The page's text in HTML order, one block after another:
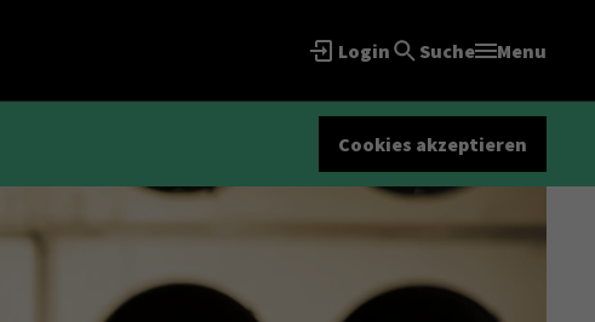
Login Suche Menu
Cookies akzeptieren